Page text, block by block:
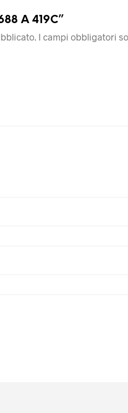
A 419C”
I campi obbligatori